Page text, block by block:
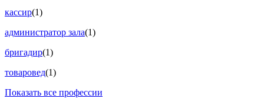
кассир(1)
администратор зала(1)
бригадир(1)
товаровед(1)
Показать все профессии